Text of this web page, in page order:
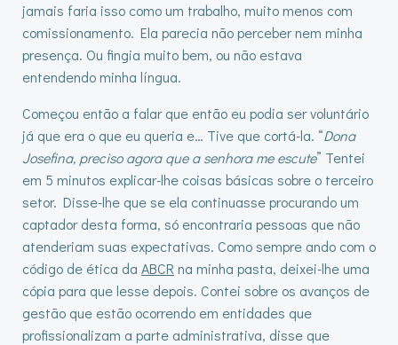
jamais faria isso como um trabalho, muito menos com
comissionamento. Ela parecia não perceber nem minha
presença. Ou fingia muito bem, ou não estava
entendendo minha língua.
Começou então a falar que então eu podia ser voluntário
já que era o que eu queria e… Tive que cortá-la. “Dona
Josefina, preciso agora que a senhora me escute” Tentei
em 5 minutos explicar-lhe coisas básicas sobre o terceiro
setor. Disse-lhe que se ela continuasse procurando um
captador desta forma, só encontraria pessoas que não
atenderiam suas expectativas. Como sempre ando com o
código de ética da ABCR na minha pasta, deixei-lhe uma
cópia para que lesse depois. Contei sobre os avanços de
gestão que estão ocorrendo em entidades que
profissionalizam a parte administrativa, disse que